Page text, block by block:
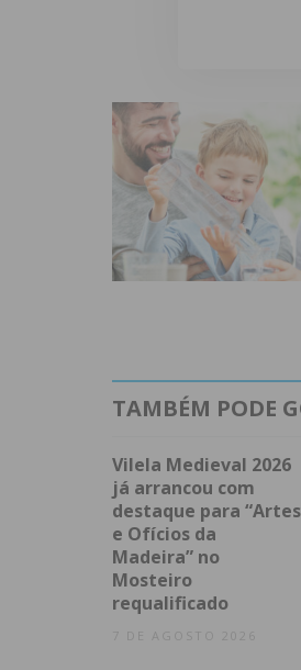
TAMBÉM PODE
Vilela Medieval 2026
já arrancou com
destaque para “Artes
e Ofícios da
Madeira” no
Mosteiro
requalificado
7 DE AGOSTO 2026